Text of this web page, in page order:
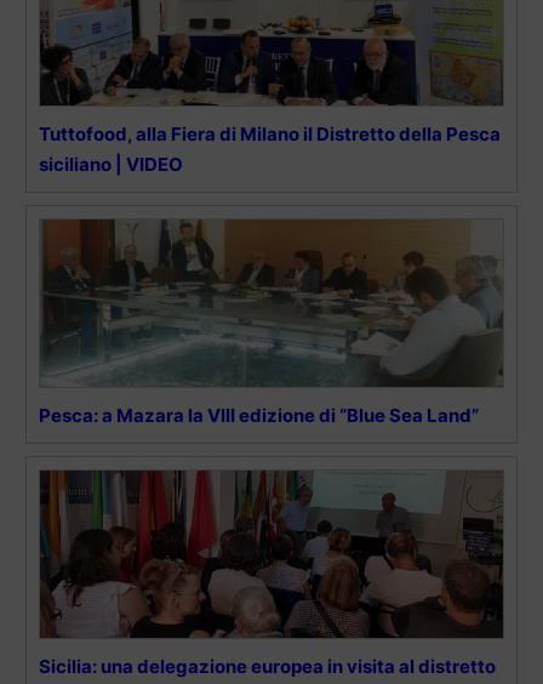
Tuttofood, alla Fiera di Milano il Distretto della Pesca
siciliano | VIDEO
Pesca: a Mazara la VIII edizione di “Blue Sea Land”
Sicilia: una delegazione europea in visita al distretto